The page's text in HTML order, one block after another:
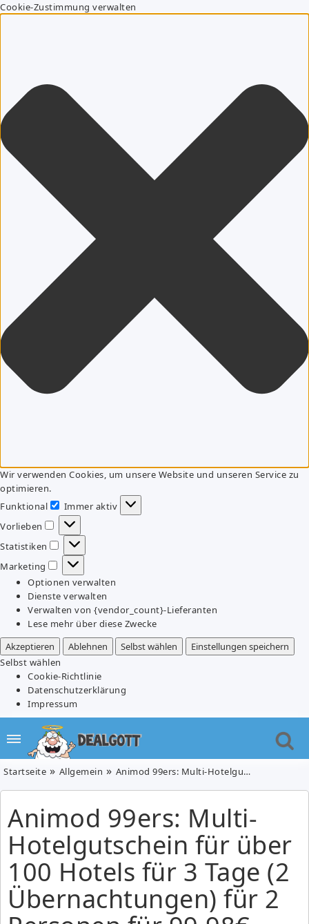
Cookie-Zustimmung verwalten
Wir verwenden Cookies, um unsere Website und unseren Service zu
optimieren.
Funktional
Funktional
Immer aktiv
Vorlieben
Vorlieben
Statistiken
Statistiken
Marketing
Marketing
Optionen verwalten
Dienste verwalten
Verwalten von {vendor_count}-Lieferanten
Lese mehr über diese Zwecke
Akzeptieren
Ablehnen Selbst wählen
Einstellungen speichern
Selbst wählen
Cookie-Richtlinie
Datenschutzerklärung
Impressum
Startseite Allgemein Animod 99ers: Multi-Hotelgutschein für über 100 Hotels für 3 Tage (2 Übernachtungen) für 2 Personen für 99,98€
Animod 99ers: Multi-
Hotelgutschein für über
100 Hotels für 3 Tage (2
Übernachtungen) für 2